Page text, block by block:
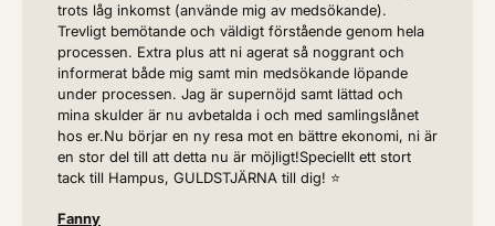
trots låg inkomst (använde mig av medsökande).
Trevligt bemötande och väldigt förstående genom hela
processen. Extra plus att ni agerat så noggrant och
informerat både mig samt min medsökande löpande
under processen. Jag är supernöjd samt lättad och
mina skulder är nu avbetalda i och med samlingslånet
hos er.Nu börjar en ny resa mot en bättre ekonomi, ni är
en stor del till att detta nu är möjligt!Speciellt ett stort
tack till Hampus, GULDSTJÄRNA till dig! ⭐️
Fanny